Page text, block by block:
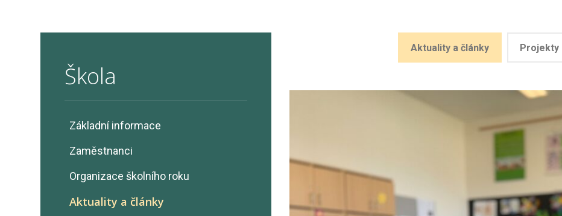
Škola
Základní informace
Zaměstnanci
Organizace školního roku
Aktuality a články
Aktuality a články Projekty